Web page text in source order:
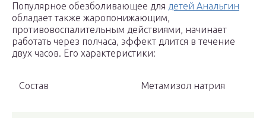
Популярное обезболивающее для детей Анальгин
обладает также жаропонижающим,
противовоспалительным действиями, начинает
работать через полчаса, эффект длится в течение
двух часов. Его характеристики:
Состав Метамизол натрия